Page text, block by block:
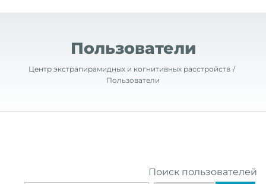
Пользователи
Центр экстрапирамидных и когнитивных расстройств
Пользователи
Поиск пользователей